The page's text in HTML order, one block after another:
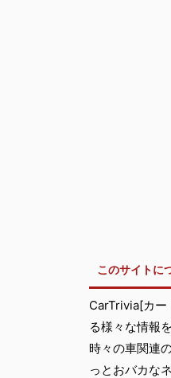
このサイトに
CarTrivia[カー
る様々な情報
時々の車関連
っとおバカな